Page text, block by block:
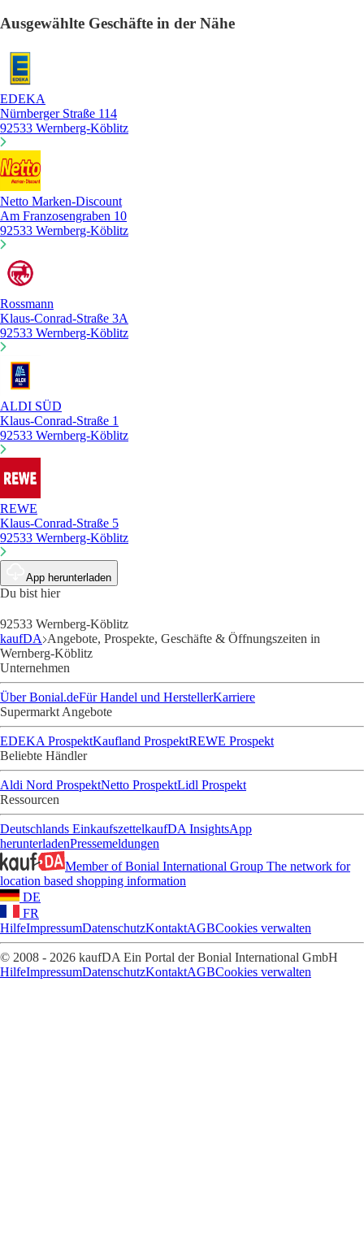
Ausgewählte Geschäfte in der Nähe
EDEKA
Nürnberger Straße 114
92533 Wernberg-Köblitz
Netto Marken-Discount
Am Franzosengraben 10
92533 Wernberg-Köblitz
Rossmann
Klaus-Conrad-Straße 3A
92533 Wernberg-Köblitz
ALDI SÜD
Klaus-Conrad-Straße 1
92533 Wernberg-Köblitz
REWE
Klaus-Conrad-Straße 5
92533 Wernberg-Köblitz
App herunterladen
Du bist hier
92533 Wernberg-Köblitz
kaufDA Angebote, Prospekte, Geschäfte & Öffnungszeiten in
Wernberg-Köblitz
Unternehmen
Über Bonial.deFür Handel und HerstellerKarriere
Supermarkt Angebote
EDEKA ProspektKaufland ProspektREWE Prospekt
Beliebte Händler
Aldi Nord ProspektNetto ProspektLidl Prospekt
Ressourcen
Deutschlands EinkaufszettelkaufDA InsightsApp
herunterladenPressemeldungen
Member of Bonial International Group The network for
location based shopping information
DE
FR
HilfeImpressumDatenschutzKontaktAGBCookies verwalten
© 2008 - 2026 kaufDA Ein Portal der Bonial International GmbH
HilfeImpressumDatenschutzKontaktAGBCookies verwalten